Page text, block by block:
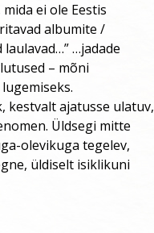
ei ole Eestis
albumite /
laulavad…” …jadade
– mõni
ajatusse ulatuv,
Üldsegi mitte
olevikuga tegelev,
üldiselt isiklikuni